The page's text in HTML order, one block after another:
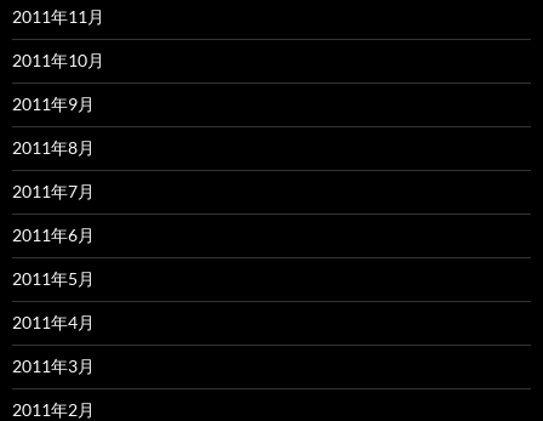
2011年11月
2011年10月
2011年9月
2011年8月
2011年7月
2011年6月
2011年5月
2011年4月
2011年3月
2011年2月